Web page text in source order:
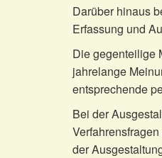
Darüber hinaus
Erfassung und
Die gegenteilige
jahrelange
entsprechende
Bei der
der